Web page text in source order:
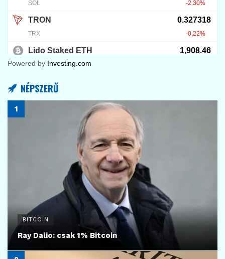
Powered by Investing.com
NÉPSZERŰ
BITCOIN
Ray Dalio: csak 1% Bitcoin